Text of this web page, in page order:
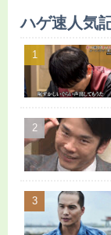
ハゲ速人気